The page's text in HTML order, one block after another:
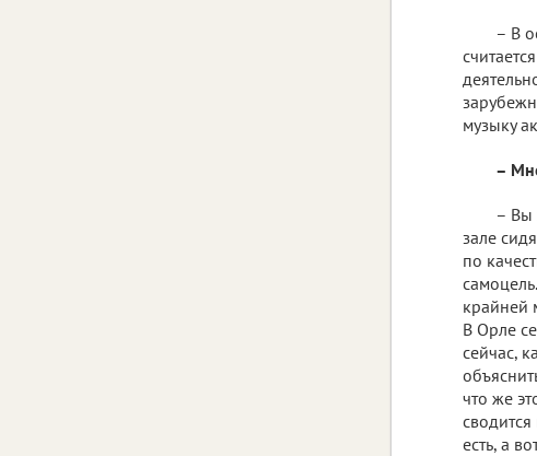
– В
музыку
–
– Вы
зале
по
крайней
В Орле
сейчас,
что же
есть, а